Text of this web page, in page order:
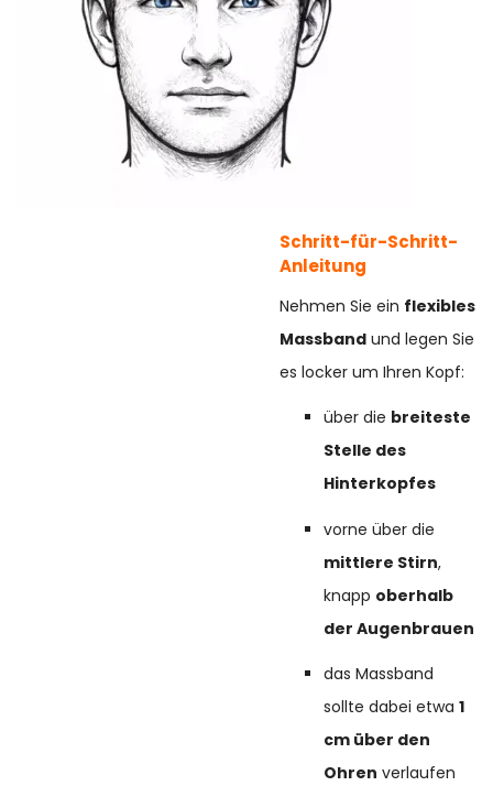
Schritt-für-Schritt-
Anleitung
Nehmen Sie ein flexibles
Massband und legen Sie
es locker um Ihren Kopf:
über die breiteste
Stelle des
Hinterkopfes
vorne über die
mittlere Stirn,
knapp oberhalb
der Augenbrauen
das Massband
sollte dabei etwa1
cm über den
Ohren verlaufen